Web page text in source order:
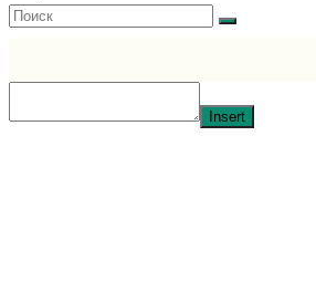
Insert